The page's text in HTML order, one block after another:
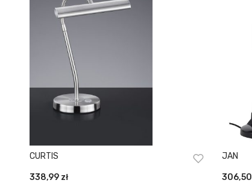
CURTIS
338,99 zł
JAN
306,50